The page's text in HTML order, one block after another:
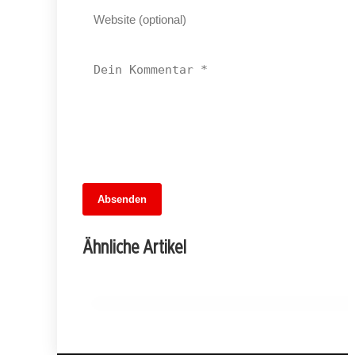
Absenden
Ähnliche Artikel
Ein Abend zwischen Erinnerungen und
Emotionen: Helene Fischer begeistert im